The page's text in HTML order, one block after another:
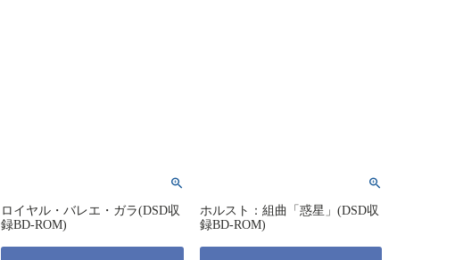
ロイヤル・バレエ・ガラ(DSD収
録BD-ROM)
ホルスト：組曲「惑星」(DSD収
録BD-ROM)